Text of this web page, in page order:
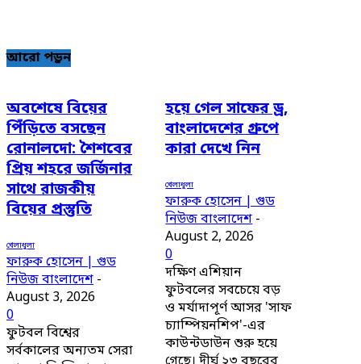
আরো পড়ুন
অবশেষে বিয়ের
পিঁড়িতে বসছেন
রোনালদো: শৈশবের
প্রিয় শহরে জর্জিনার
সাথে রাজকীয়
বিয়ের প্রস্তুতি
খেলাধুলা
ফারুক হোসেন | গুড
নিউজ বাংলাদেশ -
August 3, 2026
0
ফুটবল বিশ্বের
সর্বকালের অন্যতম সেরা
হয়ে গেল সাফের ড্র,
বাংলাদেশের গ্রুপে
কারা দেখে নিন
খেলাধুলা
ফারুক হোসেন | গুড
নিউজ বাংলাদেশ -
August 2, 2026
0
দক্ষিণ এশিয়ান
ফুটবলের সবচেয়ে বড়
ও মর্যাদাপূর্ণ আসর 'সাফ
চ্যাম্পিয়নশিপ'-এর
কাউন্টডাউন শুরু হয়ে